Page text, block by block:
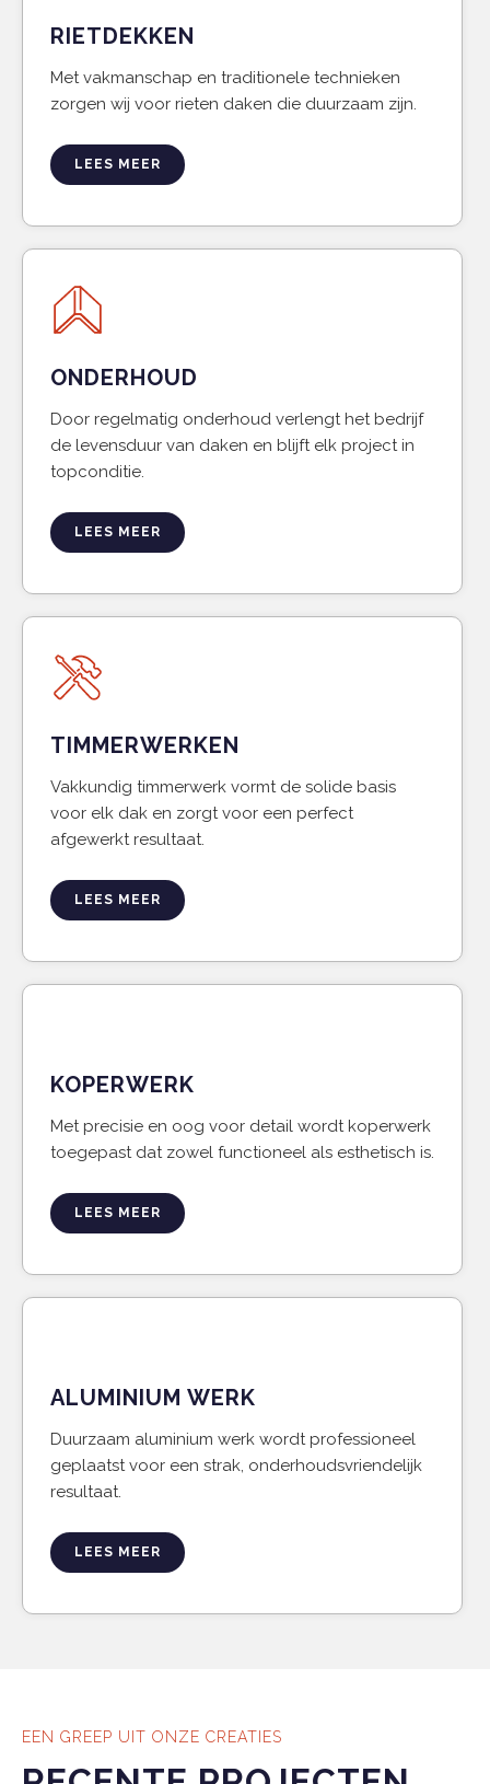
RIETDEKKEN
Met vakmanschap en traditionele technieken
zorgen wij voor rieten daken die duurzaam zijn.
LEES MEER
ONDERHOUD
Door regelmatig onderhoud verlengt het bedrijf
de levensduur van daken en blijft elk project in
topconditie.
LEES MEER
TIMMERWERKEN
Vakkundig timmerwerk vormt de solide basis
voor elk dak en zorgt voor een perfect
afgewerkt resultaat.
LEES MEER
KOPERWERK
Met precisie en oog voor detail wordt koperwerk
toegepast dat zowel functioneel als esthetisch is.
LEES MEER
ALUMINIUM WERK
Duurzaam aluminium werk wordt professioneel
geplaatst voor een strak, onderhoudsvriendelijk
resultaat.
LEES MEER
EEN GREEP UIT ONZE CREATIES